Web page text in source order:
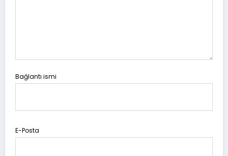
Bağlantı ismi
E-Posta